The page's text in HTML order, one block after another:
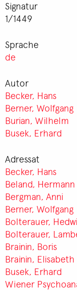
Signatur
1/1449
Sprache
de
Autor
Becker, Hans
Berner, Wolfgang
Burian, Wilhelm
Busek, Erhard
Adressat
Becker, Hans
Beland, Hermann
Bergman, Anni
Berner, Wolfgang
Bolterauer,
Bolterauer,
Brainin, Boris
Brainin, Elisabeth
Busek, Erhard
Wiener